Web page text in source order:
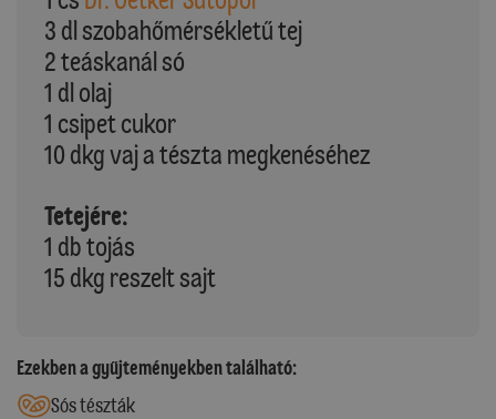
3 dl szobahőmérsékletű tej
2 teáskanál só
1 dl olaj
1 csipet cukor
10 dkg vaj a tészta megkenéséhez
Tetejére:
1 db tojás
15 dkg reszelt sajt
Ezekben a gyűjteményekben található:
Sós tészták